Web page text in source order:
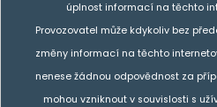
úplnost informací na těchto
Provozovatel může kdykoliv bez
změny informací na těchto
nenese žádnou odpovědnost za
mohou vzniknout v souvislosti s